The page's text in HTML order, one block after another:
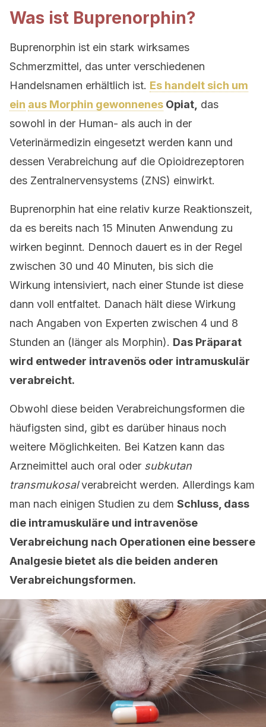
Was ist Buprenorphin?
Buprenorphin ist ein stark wirksames
Schmerzmittel, das unter verschiedenen
Handelsnamen erhältlich ist. Es handelt sich um
ein aus Morphin gewonnenes Opiat, das
sowohl in der Human- als auch in der
Veterinärmedizin eingesetzt werden kann und
dessen Verabreichung auf die Opioidrezeptoren
des Zentralnervensystems (ZNS) einwirkt.
Buprenorphin hat eine relativ kurze Reaktionszeit,
da es bereits nach 15 Minuten Anwendung zu
wirken beginnt. Dennoch dauert es in der Regel
zwischen 30 und 40 Minuten, bis sich die
Wirkung intensiviert, nach einer Stunde ist diese
dann voll entfaltet. Danach hält diese Wirkung
nach Angaben von Experten zwischen 4 und 8
Stunden an (länger als Morphin). Das Präparat
wird entweder intravenös oder intramuskulär
verabreicht.
Obwohl diese beiden Verabreichungsformen die
häufigsten sind, gibt es darüber hinaus noch
weitere Möglichkeiten. Bei Katzen kann das
Arzneimittel auch oral oder subkutan
transmukosalverabreicht werden. Allerdings kam
man nach einigen Studien zu dem Schluss, dass
die intramuskuläre und intravenöse
Verabreichung nach Operationen eine bessere
Analgesie bietet als die beiden anderen
Verabreichungsformen.